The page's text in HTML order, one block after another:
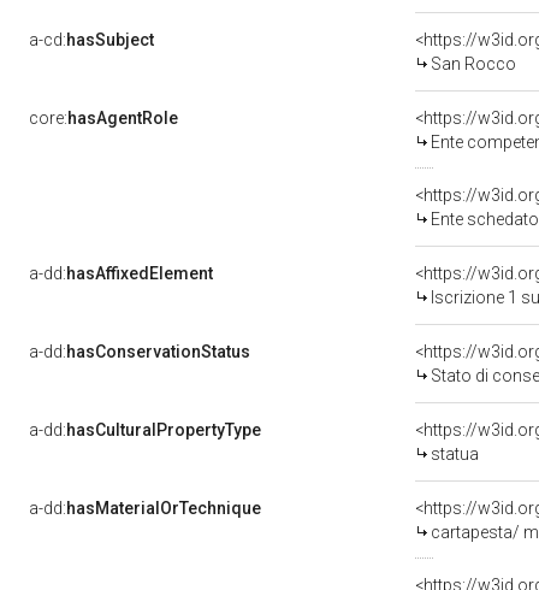
a-cd:hasSubject
<https://
San Rocco
core:hasAgentRole
<https://
Ente competente
<https://
Ente schedatore
a-dd:hasAffixedElement
<https://
Iscrizione 1
a-dd:hasConservationStatus
<https://
Stato di
a-dd:hasCulturalPropertyType
<https://
statua
a-dd:hasMaterialOrTechnique
<https://
cartapesta/
<https://